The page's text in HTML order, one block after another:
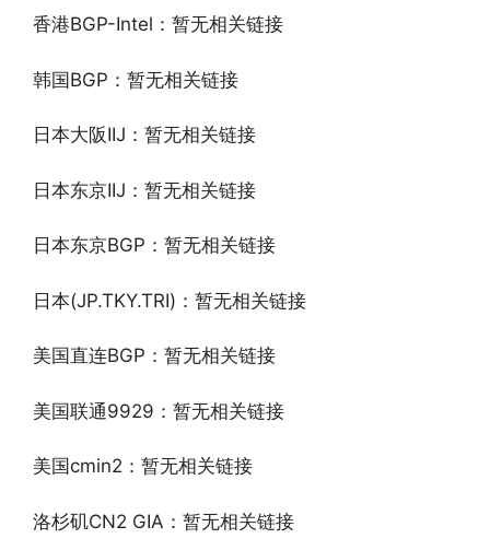
香港BGP-Intel：暂无相关链接
韩国BGP：暂无相关链接
日本大阪IIJ：暂无相关链接
日本东京IIJ：暂无相关链接
日本东京BGP：暂无相关链接
日本(JP.TKY.TRI)：暂无相关链接
美国直连BGP：暂无相关链接
美国联通9929：暂无相关链接
美国cmin2：暂无相关链接
洛杉矶CN2 GIA：暂无相关链接